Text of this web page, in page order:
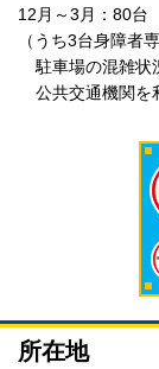
12月～3月：80台
（うち3台身障者専
駐車場の混雑状
公共交通機関を
所在地